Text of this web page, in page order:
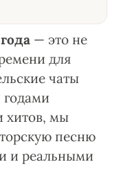
— это не
для
чаты
хитов, мы
песню
и реальными